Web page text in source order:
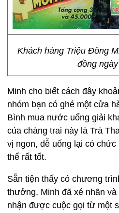
Khách hàng Triệu Đông
đồng
Minh cho biết cách đây
nhóm bạn có ghé một cửa
Bình mua nước uống giải
của chàng trai này là Trà
vị ngon, dễ uống lại có
thể rất tốt.
Sẵn tiện thấy có chương
thưởng, Minh đã xé nhãn
nhận được cuộc gọi từ một